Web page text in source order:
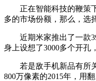
正在智能科技的鞭策下
多的市场份额，那么，选
近期米家推出了一款
身上设想了3000多个开孔
若是敌手机新品有所关
800万像素的2015年，用翻